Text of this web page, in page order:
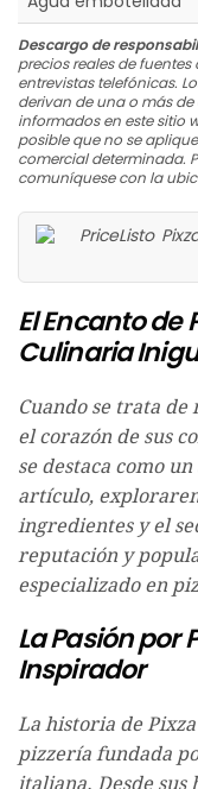
Descargo de
precios reales de
entrevistas telefónicas.
derivan de una o más de
informados en este sitio
posible que no se
comercial determinada.
comuníquese con la
El Encanto de
Culinaria
Cuando se trata
el corazón de sus
se destaca como
artículo,
ingredientes y el
reputación y
especializado en
La Pasión por
Inspirador
La historia de
pizzería fundada
italiana. Desde